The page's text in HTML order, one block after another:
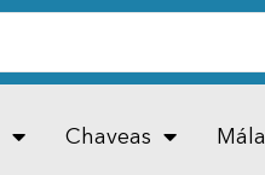
Chaveas